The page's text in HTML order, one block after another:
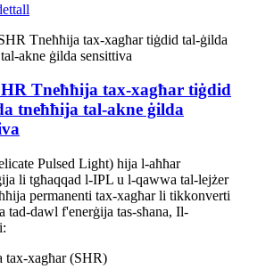
Tneħħija tax-xagħar tiġdid
tneħħija tal-akne ġilda
Pulsed Light) hija l-aħħar
li tgħaqqad l-IPL u l-qawwa tal-lejżer
permanenti tax-xagħar li tikkonverti
tad-dawl f'enerġija tas-sħana, Il-
tax-xagħar (SHR)